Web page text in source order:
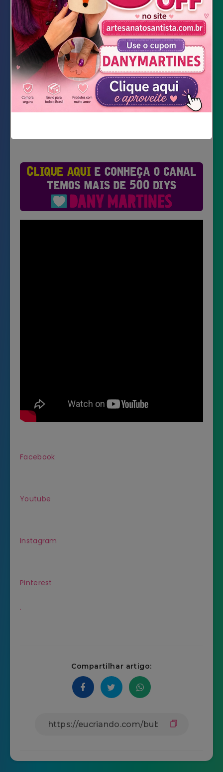
Confete vermelho
Vareta pega balão
Baixar Molde
Facebook
Youtube
Instagram
Pinterest
.
Compartilhar artigo: